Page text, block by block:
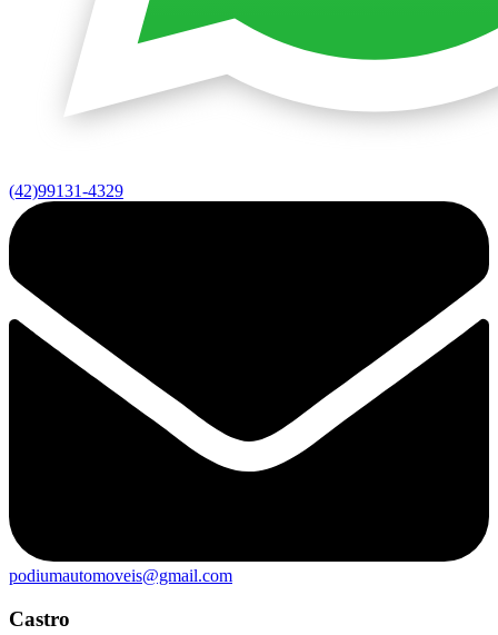
(42)99131-4329
podiumautomoveis@gmail.com
Castro